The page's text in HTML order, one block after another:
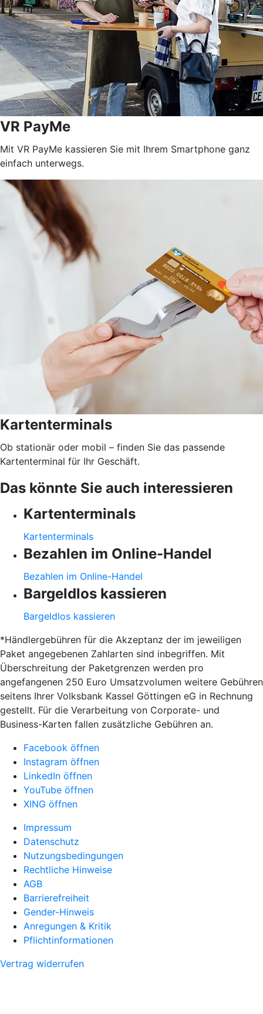
VR PayMe
Mit VR PayMe kassieren Sie mit Ihrem Smartphone ganz
einfach unterwegs.
Kartenterminals
Ob stationär oder mobil – finden Sie das passende
Kartenterminal für Ihr Geschäft.
Das könnte Sie auch interessieren
Kartenterminals
Kartenterminals
Bezahlen im Online-Handel
Bezahlen im Online-Handel
Bargeldlos kassieren
Bargeldlos kassieren
*Händlergebühren für die Akzeptanz der im jeweiligen
Paket angegebenen Zahlarten sind inbegriffen. Mit
Überschreitung der Paketgrenzen werden pro
angefangenen 250 Euro Umsatzvolumen weitere Gebühren
seitens Ihrer Volksbank Kassel Göttingen eG in Rechnung
gestellt. Für die Verarbeitung von Corporate- und
Business-Karten fallen zusätzliche Gebühren an.
Facebook öffnen
Instagram öffnen
LinkedIn öffnen
YouTube öffnen
XING öffnen
Impressum
Datenschutz
Nutzungsbedingungen
Rechtliche Hinweise
AGB
Barrierefreiheit
Gender-Hinweis
Anregungen & Kritik
Pflichtinformationen
Vertrag widerrufen